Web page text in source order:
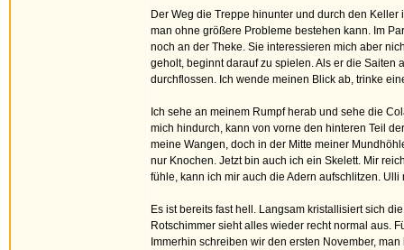
Der Weg die Treppe hinunter und durch den
man ohne größere Probleme bestehen kann. Im
noch an der Theke. Sie interessieren mich aber
geholt, beginnt darauf zu spielen. Als er die
durchflossen. Ich wende meinen Blick ab, trinke
Ich sehe an meinem Rumpf herab und sehe die
mich hindurch, kann von vorne den hinteren Teil
meine Wangen, doch in der Mitte meiner
nur Knochen. Jetzt bin auch ich ein Skelett. Mir
fühle, kann ich mir auch die Adern aufschlitzen.
Es ist bereits fast hell. Langsam kristallisiert sich
Rotschimmer sieht alles wieder recht normal aus.
Immerhin schreiben wir den ersten November,